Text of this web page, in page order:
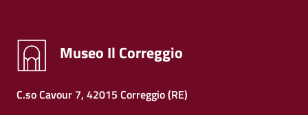
Museo Il Correggio
C.so Cavour 7, 42015 Correggio (RE)